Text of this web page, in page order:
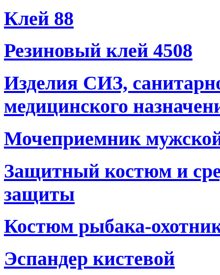
Клей 88
Резиновый клей 4508
Изделия СИЗ,
медицинского
Мочеприемник
Защитный костюм и
защиты
Костюм рыбака-
Эспандер кистевой